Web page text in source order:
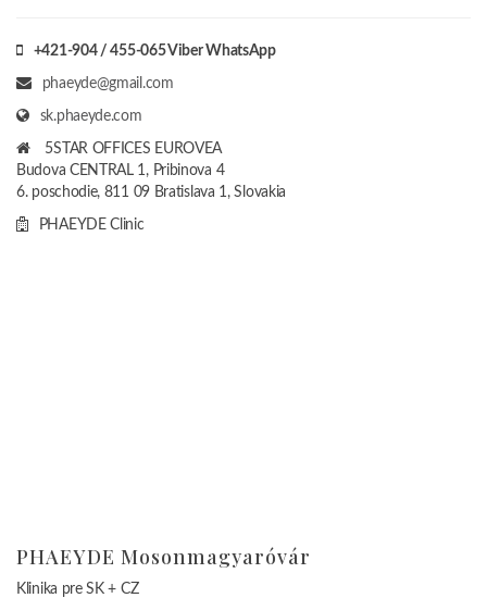
+421-904 / 455-065 Viber WhatsApp
phaeyde@gmail.com
sk.phaeyde.com
5STAR OFFICES EUROVEA
Budova CENTRAL 1, Pribinova 4
6. poschodie, 811 09 Bratislava 1, Slovakia
PHAEYDE Clinic
PHAEYDE Mosonmagyaróvár
Klinika pre SK + CZ